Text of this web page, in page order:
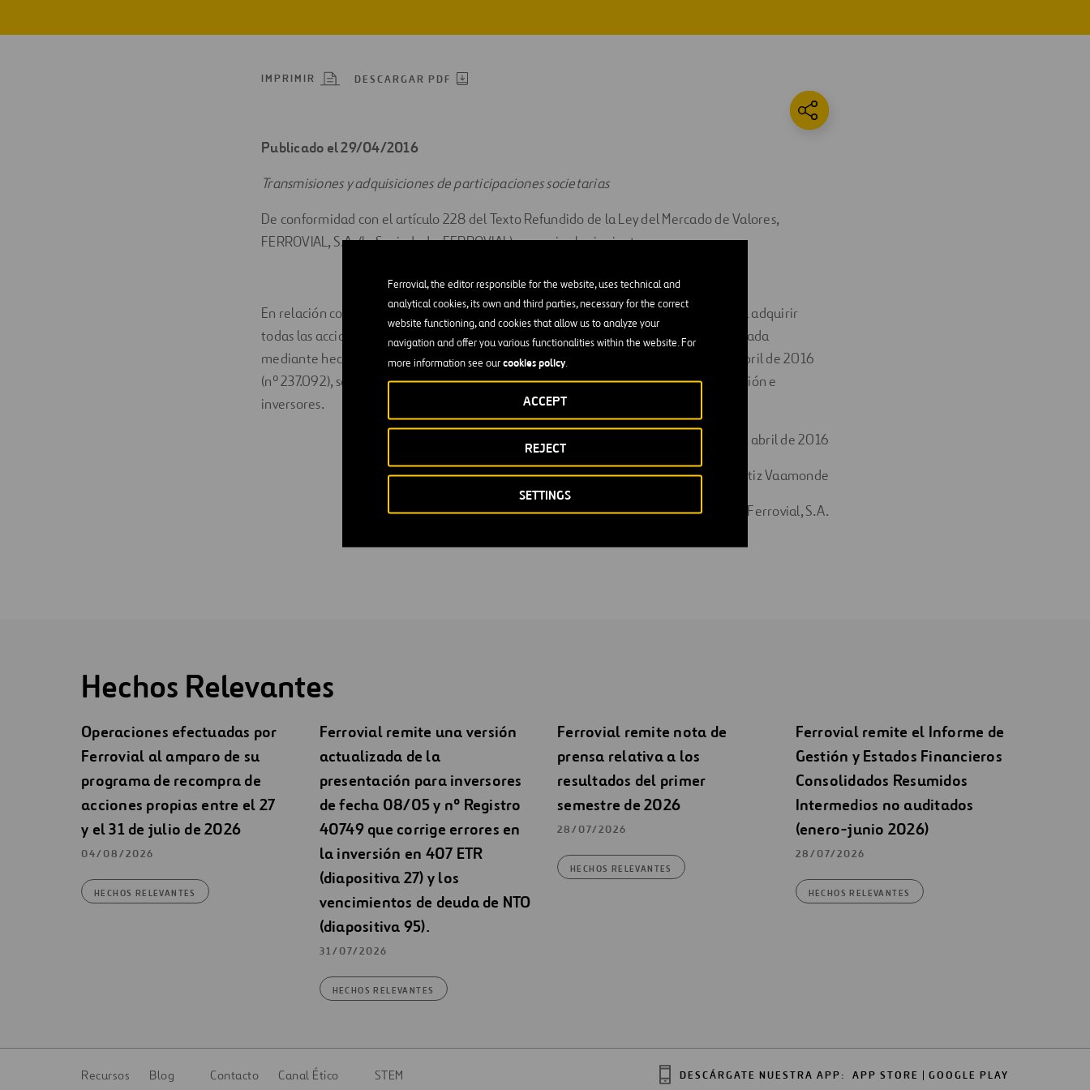
Ferrovial, the editor responsible for the website, uses technical and
analytical cookies, its own and third parties, necessary for the correct
website functioning, and cookies that allow us to analyze your
navigation and offer you various functionalities within the website. For
more information see ourcookies policy.
SETTINGS
REJECT
ACCEPT
IMPRIMIR DESCARGAR PDF
Publicado el 29/04/2016
Transmisiones y adquisiciones de participaciones societarias
De conformidad con el artículo 228 del Texto Refundido de la Ley del Mercado de Valores,
FERROVIAL, S.A. (la Sociedad o FERROVIAL) comunica la siguiente:
INFORMACIÓN RELEVANTE
En relación con la oferta pública presentada en la Bolsa de Valores australiana para adquirir
todas las acciones representativas del capital social de Broadspectrum Ltd, comunicada
mediante hechos relevantes de fecha 6 de diciembre de 2015 (nº 232.050) y 6 de abril de 2016
(nº 237.092), se acompaña nota de prensa que se va a enviar a medios de comunicación e
inversores.
Madrid, 30 de abril de 2016
Santiago Ortiz Vaamonde
Secretario del Consejo de Administración de Ferrovial, S.A.
Hechos Relevantes
Operaciones efectuadas por
Ferrovial al amparo de su
programa de recompra de
acciones propias entre el 27
y el 31 de julio de 2026
04/08/2026
HECHOS RELEVANTES
Ferrovial remite una versión
actualizada de la
presentación para inversores
de fecha 08/05 y nº Registro
40749 que corrige errores en
la inversión en 407 ETR
(diapositiva 27) y los
vencimientos de deuda de NTO
(diapositiva 95).
31/07/2026
HECHOS RELEVANTES
Ferrovial remite nota de
prensa relativa a los
resultados del primer
semestre de 2026
28/07/2026
HECHOS RELEVANTES
Ferrovial remite el Informe de
Gestión y Estados Financieros
Consolidados Resumidos
Intermedios no auditados
(enero-junio 2026)
28/07/2026
HECHOS RELEVANTES
DESCÁRGATE NUESTRA APP: APP STORE GOOGLE PLAY
Recursos Blog Contacto Canal Ético STEM